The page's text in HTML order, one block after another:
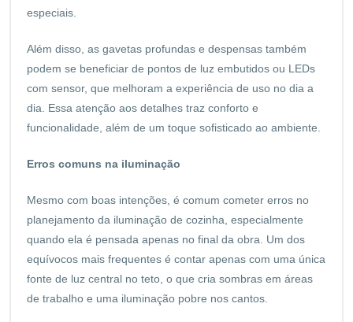
especiais.
Além disso, as gavetas profundas e despensas também
podem se beneficiar de pontos de luz embutidos ou LEDs
com sensor, que melhoram a experiência de uso no dia a
dia. Essa atenção aos detalhes traz conforto e
funcionalidade, além de um toque sofisticado ao ambiente.
Erros comuns na iluminação
Mesmo com boas intenções, é comum cometer erros no
planejamento da iluminação de cozinha, especialmente
quando ela é pensada apenas no final da obra. Um dos
equívocos mais frequentes é contar apenas com uma única
fonte de luz central no teto, o que cria sombras em áreas
de trabalho e uma iluminação pobre nos cantos.